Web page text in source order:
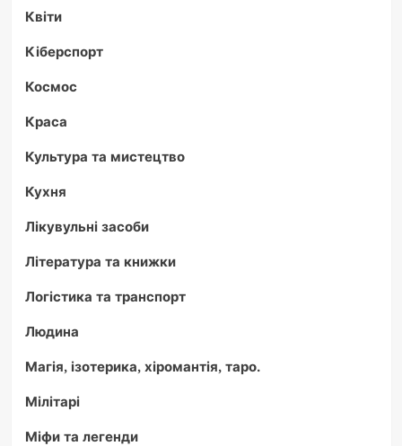
Квіти
Кіберспорт
Космос
Краса
Культура та мистецтво
Кухня
Лікувульні засоби
Література та книжки
Логістика та транспорт
Людина
Магія, ізотерика, хіромантія, таро.
Мілітарі
Міфи та легенди